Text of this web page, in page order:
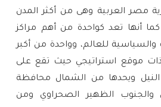
مصر العربية وهى من أكثر المدن
كما أنها تعد كواحدة من أهم مراكز
والسياسية للعالم، وواحدة من أكبر
ذات موقع استراتيجي حيث تقع على
ويحدها من الشمال محافظة
والجنوب الظهير الصحراوي ومن